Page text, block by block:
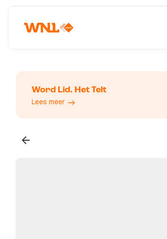
Word Lid. Het Telt
Lees meer